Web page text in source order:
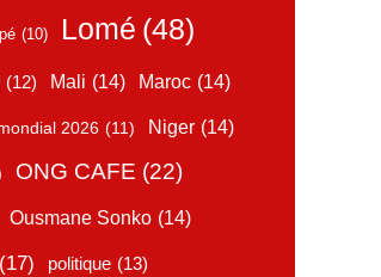
(10) Lomé (48)
(12) Mali (14) Maroc (14)
2026 (11) Niger (14)
ONG CAFE (22)
Ousmane Sonko (14)
(17) politique (13)